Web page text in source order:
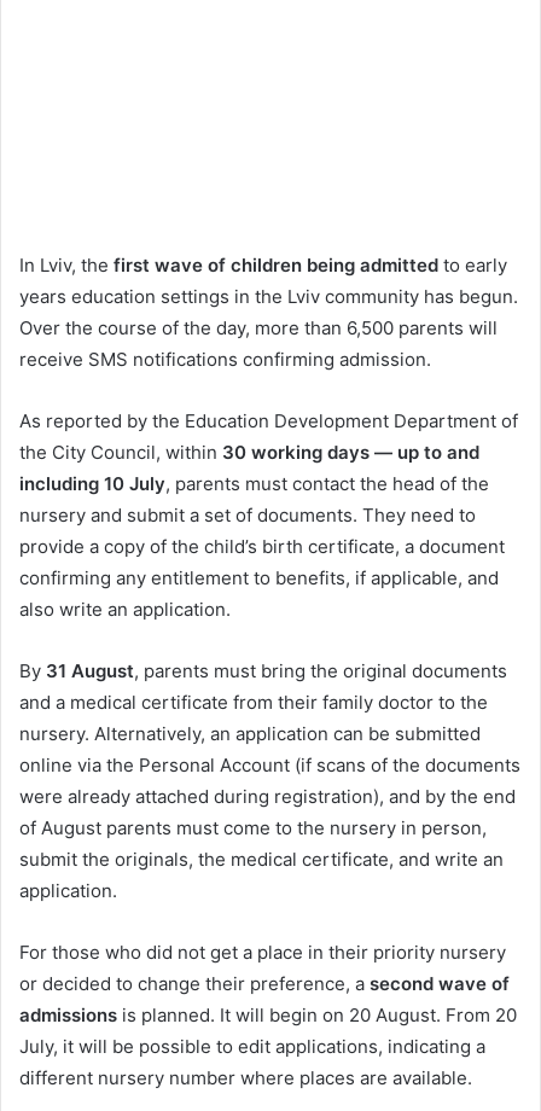
In Lviv, the first wave of children being admitted to early
years education settings in the Lviv community has begun.
Over the course of the day, more than 6,500 parents will
receive SMS notifications confirming admission.
As reported by the Education Development Department of
the City Council, within 30 working days — up to and
including 10 July, parents must contact the head of the
nursery and submit a set of documents. They need to
provide a copy of the child’s birth certificate, a document
confirming any entitlement to benefits, if applicable, and
also write an application.
By 31 August, parents must bring the original documents
and a medical certificate from their family doctor to the
nursery. Alternatively, an application can be submitted
online via the Personal Account (if scans of the documents
were already attached during registration), and by the end
of August parents must come to the nursery in person,
submit the originals, the medical certificate, and write an
application.
For those who did not get a place in their priority nursery
or decided to change their preference, a second wave of
admissions is planned. It will begin on 20 August. From 20
July, it will be possible to edit applications, indicating a
different nursery number where places are available.